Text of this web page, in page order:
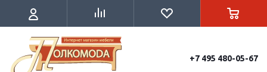
+7 495 480-05-67